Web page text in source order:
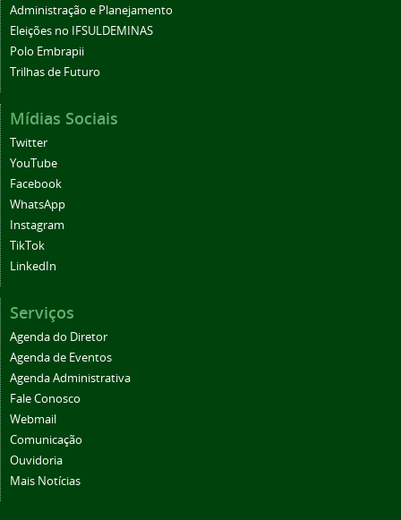
Administração e Planejamento
Eleições no IFSULDEMINAS
Polo Embrapii
Trilhas de Futuro
Mídias Sociais
Twitter
YouTube
Facebook
WhatsApp
Instagram
TikTok
LinkedIn
Serviços
Agenda do Diretor
Agenda de Eventos
Agenda Administrativa
Fale Conosco
Webmail
Comunicação
Ouvidoria
Mais Notícias